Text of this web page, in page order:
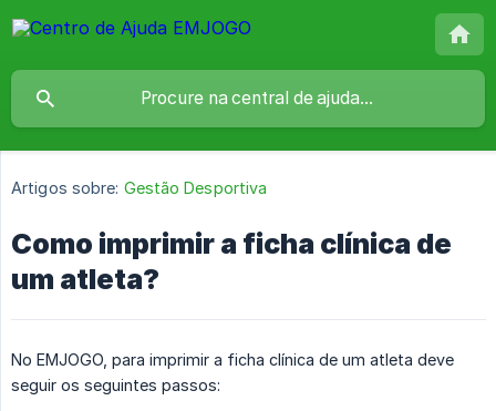
Artigos sobre: Gestão Desportiva
Como imprimir a ficha clínica de
um atleta?
No EMJOGO, para imprimir a ficha clínica de um atleta deve
seguir os seguintes passos: